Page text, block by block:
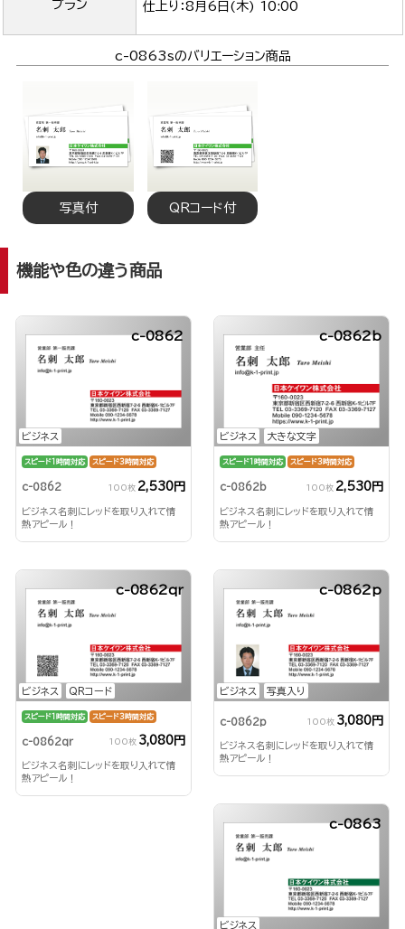
プラン
仕上り：8月6日(木) 10:00
c-0863sのバリエーション商品
写真付 QRコード付
機能や色の違う商品
ビジネス
c-0862
スピード1時間対応 スピード3時間対応
c-0862 100枚 2,530円
ビジネス名刺にレッドを取り入れて情
熱アピール！
ビジネス 大きな文字
c-0862b
スピード1時間対応 スピード3時間対応
c-0862b 100枚 2,530円
ビジネス名刺にレッドを取り入れて情
熱アピール！
ビジネス QRコード
c-0862qr
スピード1時間対応 スピード3時間対応
c-0862qr 100枚 3,080円
ビジネス名刺にレッドを取り入れて情
熱アピール！
ビジネス 写真入り
c-0862p
c-0862p 100枚 3,080円
ビジネス名刺にレッドを取り入れて情
熱アピール！
ビジネス
c-0863